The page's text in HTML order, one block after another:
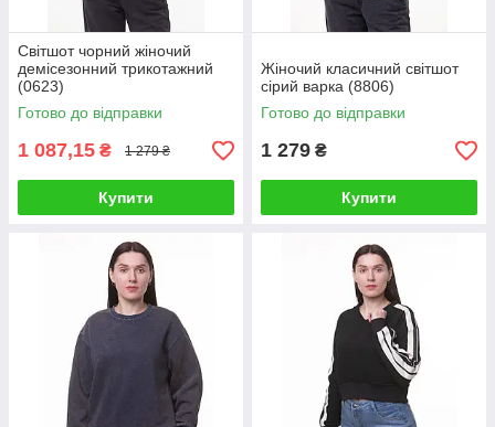
Світшот чорний жіночий
демісезонний трикотажний
(0623)
Готово до відправки
1 087,15 ₴ 1 279 ₴
Купити
Жіночий класичний світшот
сірий варка (8806)
Готово до відправки
1 279 ₴
Купити